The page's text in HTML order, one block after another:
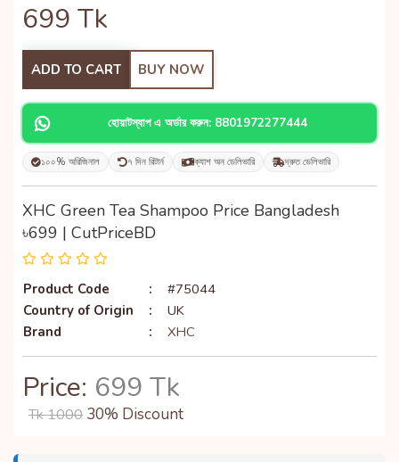
699 Tk
ADD TO CART BUY NOW
হোয়াটস্যাপ এ অর্ডার করুন: 8801972277444
১০০% অরিজিনাল ৭ দিন রিটার্ন ক্যাশ অন ডেলিভারি দ্রুত ডেলিভারি
XHC Green Tea Shampoo Price Bangladesh
৳699 | CutPriceBD
Product Code :
#75044
Country of Origin
:
UK
Brand
: XHC
Price: 699 Tk
Tk 1000 30% Discount